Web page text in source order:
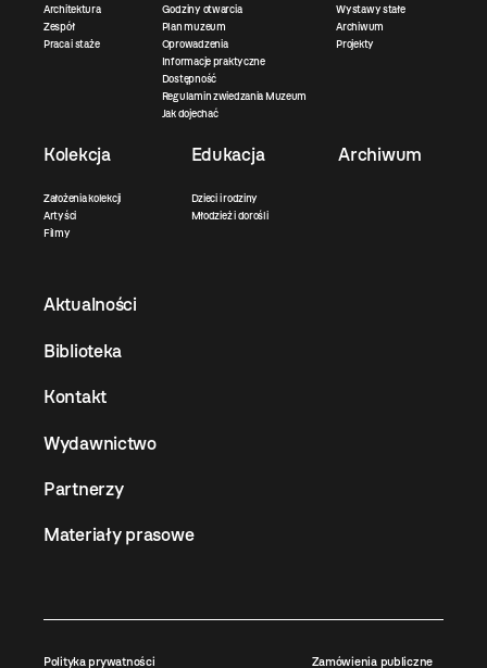
Architektura
Zespół
Praca i staże
Godziny otwarcia
Plan muzeum
Oprowadzenia
Informacje praktyczne
Dostępność
Regulamin zwiedzania Muzeum
Jak dojechać
Wystawy stałe
Archiwum
Projekty
Kolekcja
Założenia kolekcji
Artyści
Filmy
Edukacja
Dzieci i rodziny
Młodzież i dorośli
Archiwum
Aktualności
Biblioteka
Kontakt
Wydawnictwo
Partnerzy
Materiały prasowe
Polityka prywatności Zamówienia publiczne